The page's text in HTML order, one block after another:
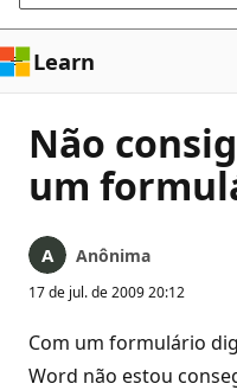
Learn
Não
um
Anônima
17 de jul. de 2009 20:12
Com um formulário
Word não estou